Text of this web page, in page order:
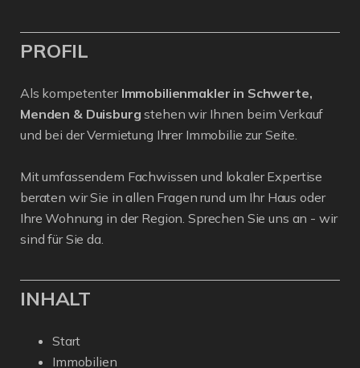
PROFIL
Als kompetenter Immobilienmakler in Schwerte,
Menden & Duisburg stehen wir Ihnen beim Verkauf
und bei der Vermietung Ihrer Immobilie zur Seite.
Mit umfassendem Fachwissen und lokaler Expertise
beraten wir Sie in allen Fragen rund um Ihr Haus oder
Ihre Wohnung in der Region. Sprechen Sie uns an - wir
sind für Sie da.
INHALT
Start
Immobilien